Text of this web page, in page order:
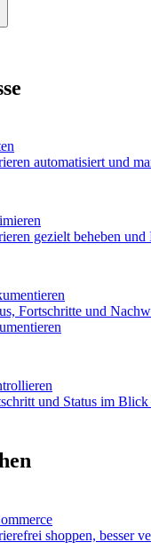
automatisiert und
gezielt beheben und
Fortschritte und
und Status im Blick
shoppen, besser